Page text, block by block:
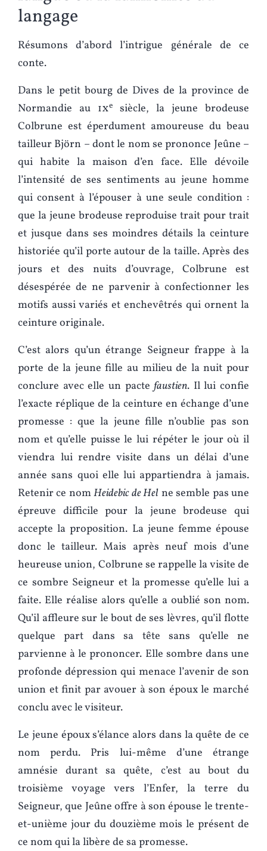
langage
Résumons d’abord l’intrigue générale de ce
conte.
Dans le petit bourg de Dives de la province de
Normandie au ixe
siècle, la jeune brodeuse
Colbrune est éperdument amoureuse du beau
tailleur Björn – dont le nom se prononce Jeûne –
qui habite la maison d’en face. Elle dévoile
l’intensité de ses sentiments au jeune homme
qui consent à l’épouser à une seule condition :
que la jeune brodeuse reproduise trait pour trait
et jusque dans ses moindres détails la ceinture
historiée qu’il porte autour de la taille. Après des
jours et des nuits d’ouvrage, Colbrune est
désespérée de ne parvenir à confectionner les
motifs aussi variés et enchevêtrés qui ornent la
ceinture originale.
C’est alors qu’un étrange Seigneur frappe à la
porte de la jeune fille au milieu de la nuit pour
conclure avec elle un pactefaustien. Il lui confie
l’exacte réplique de la ceinture en échange d’une
promesse : que la jeune fille n’oublie pas son
nom et qu’elle puisse le lui répéter le jour où il
viendra lui rendre visite dans un délai d’une
année sans quoi elle lui appartiendra à jamais.
Retenir ce nomHeidebic de Hel ne semble pas une
épreuve difficile pour la jeune brodeuse qui
accepte la proposition. La jeune femme épouse
donc le tailleur. Mais après neuf mois d’une
heureuse union, Colbrune se rappelle la visite de
ce sombre Seigneur et la promesse qu’elle lui a
faite. Elle réalise alors qu’elle a oublié son nom.
Qu’il affleure sur le bout de ses lèvres, qu’il flotte
quelque part dans sa tête sans qu’elle ne
parvienne à le prononcer. Elle sombre dans une
profonde dépression qui menace l’avenir de son
union et finit par avouer à son époux le marché
conclu avec le visiteur.
Le jeune époux s’élance alors dans la quête de ce
nom perdu. Pris lui-même d’une étrange
amnésie durant sa quête, c’est au bout du
troisième voyage vers l’Enfer, la terre du
Seigneur, que Jeûne offre à son épouse le trente-
et-unième jour du douzième mois le présent de
ce nom qui la libère de sa promesse.